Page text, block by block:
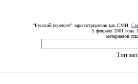
"Русский переплет" зарегистрирован как СМИ.
5 февраля 2001 года.
материалов
Тип